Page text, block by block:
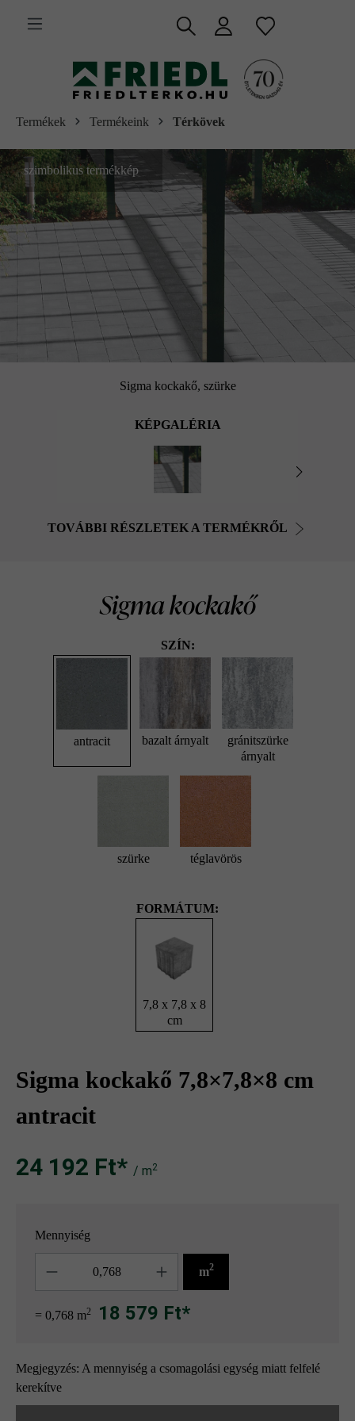
tartalomra
Termékek Termékeink Térkövek
szimbolikus termékkép
Sigma kockakő, szürke
KÉPGALÉRIA
TOVÁBBI RÉSZLETEK A TERMÉKRŐL
Sigma kockakő
SZÍN:
antracit bazalt árnyalt
gránitszürke
árnyalt
szürke téglavörös
FORMÁTUM:
7,8 x 7,8 x 8
cm
Sigma kockakő 7,8×7,8×8 cm
antracit
24 192 Ft‎‎‎* / m2
Mennyiség
m2
= 0,768 m2 18 579 Ft*
Megjegyzés: A mennyiség a csomagolási egység miatt felfelé
kerekítve